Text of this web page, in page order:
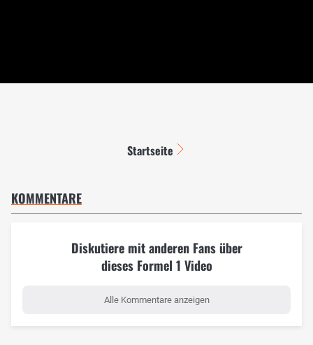
Startseite
KOMMENTARE
Diskutiere mit anderen Fans über
dieses Formel 1 Video
Alle Kommentare anzeigen